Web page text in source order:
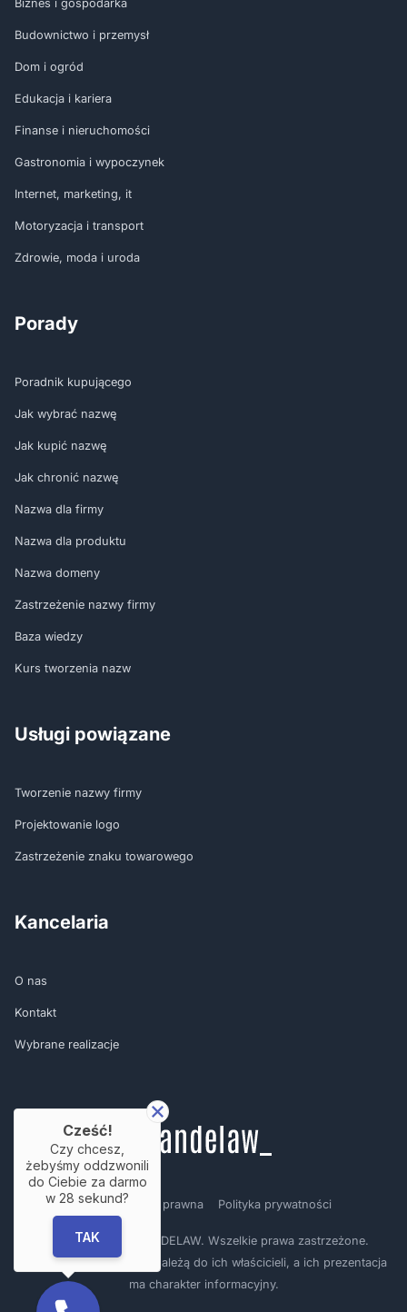
Biznes i gospodarka
Budownictwo i przemysł
Dom i ogród
Edukacja i kariera
Finanse i nieruchomości
Gastronomia i wypoczynek
Internet, marketing, it
Motoryzacja i transport
Zdrowie, moda i uroda
Porady
Poradnik kupującego
Jak wybrać nazwę
Jak kupić nazwę
Jak chronić nazwę
Nazwa dla firmy
Nazwa dla produktu
Nazwa domeny
Zastrzeżenie nazwy firmy
Baza wiedzy
Kurs tworzenia nazw
Usługi powiązane
Tworzenie nazwy firmy
Projektowanie logo
Zastrzeżenie znaku towarowego
Kancelaria
O nas
Kontakt
Wybrane realizacje
Regulamin Nota prawna Polityka prywatności
Copyright © by BRANDELAW. Wszelkie prawa zastrzeżone.
Prezentowane logotypy należą do ich właścicieli, a ich prezentacja
ma charakter informacyjny.
Cześć!
Czy chcesz,
żebyśmy oddzwonili
do Ciebie za darmo
w 28 sekund?
TAK